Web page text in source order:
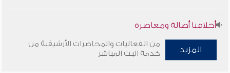
أخلاقنا أصالة ومعاصرة
وأمنهم من خوف 9
المزيد
من الفعاليات والمحاضرات الأرشيفية من
خدمة البث المباشر